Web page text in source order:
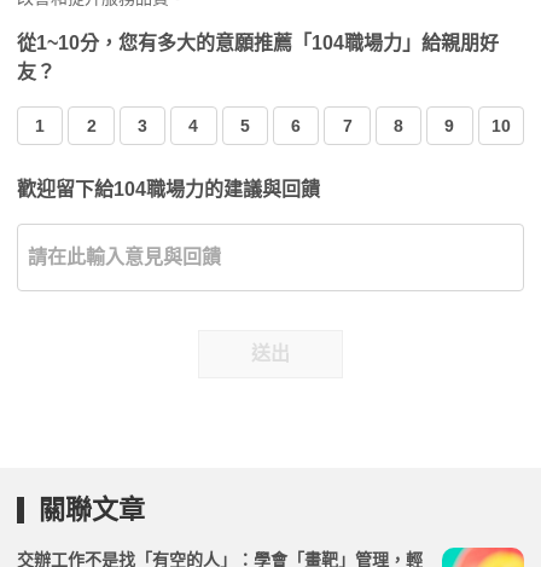
從1~10分，您有多大的意願推薦「104職場力」給親朋好
友？
1 2 3 4 5 6 7 8 9 10
歡迎留下給104職場力的建議與回饋
送出
關聯文章
交辦工作不是找「有空的人」：學會「畫靶」管理，輕